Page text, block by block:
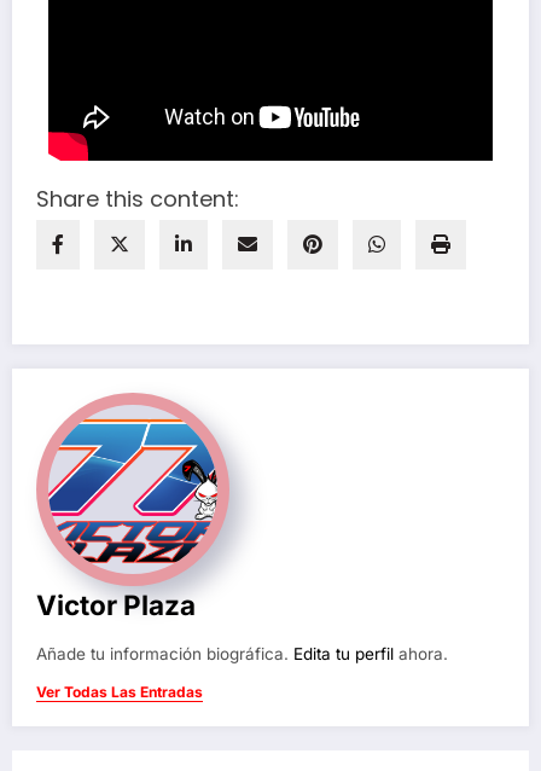
Share this content:
Victor Plaza
Añade tu información biográfica. Edita tu perfil ahora.
Ver Todas Las Entradas